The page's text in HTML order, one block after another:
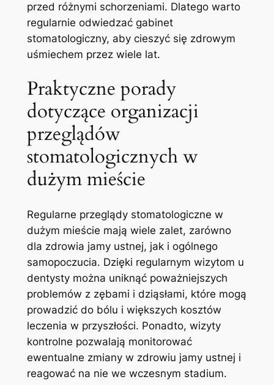
przed różnymi schorzeniami. Dlatego​ warto
regularnie odwiedzać ⁣gabinet
stomatologiczny, aby cieszyć się zdrowym
⁣uśmiechem ⁢przez wiele ​lat.
Praktyczne⁤ porady
dotyczące organizacji
⁣przeglądów
stomatologicznych ⁤w
dużym mieście
Regularne przeglądy⁤ stomatologiczne w
dużym mieście ⁢mają ⁣wiele zalet, zarówno
dla zdrowia jamy ustnej, jak i ogólnego
samopoczucia. Dzięki regularnym wizytom ‌u
dentysty można uniknąć poważniejszych
problemów ⁢z zębami i ​dziąsłami, które ⁣mogą
‌prowadzić do‌ bólu i większych kosztów
leczenia w ‌przyszłości. Ponadto, wizyty
kontrolne⁢ pozwalają monitorować
ewentualne zmiany w zdrowiu jamy ustnej i
reagować na nie we wczesnym stadium.